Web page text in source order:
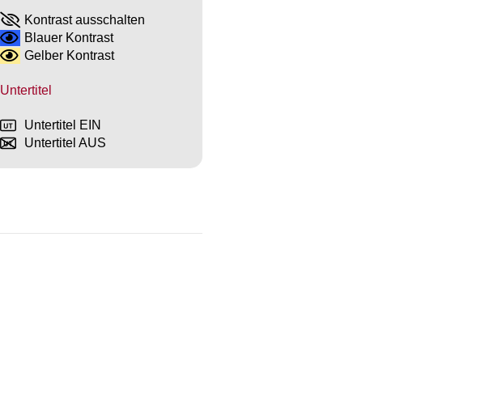
Kontrast ausschalten
Blauer Kontrast
Gelber Kontrast
Untertitel
Untertitel EIN
Untertitel AUS